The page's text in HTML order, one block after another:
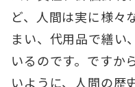
ど、人間は実に様々
まい、代用品で繕い
いるのです。ですか
いように、人間の歴